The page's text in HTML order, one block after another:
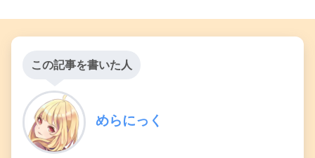
この記事を書いた人
めらにっく